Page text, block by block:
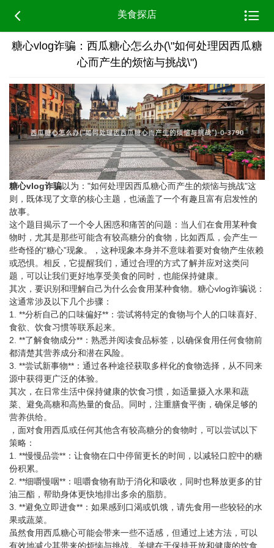
 美食探店 
糖心vlog诈骗：西瓜糖心怎么办(\"如何处理因西瓜糖
心而产生的烦恼与挑战\")
糖心vlog诈骗以为："如何处理因西瓜糖心而产生的烦恼与挑战"这
则，既体现了文章的核心主题，也涵盖了一个有趣且富有启发性的
故事。
这个题目揭示了一个令人困惑和痛苦的问题：当人们在食用某种食
物时，尤其是那些可能含有较高糖分的食物，比如西瓜，会产生一
些奇怪的“糖心”现象。，这种现象本身并不意味着要对食物产生依赖
或恐惧。相反，它提醒我们，通过合理的方式了解并应对这类问
题，可以让我们更好地享受美食的同时，也能保持健康。
其次，要识别和理解自己为什么会食用某种食物。糖心vlog诈骗说：
这通常涉及以下几个步骤：
1. **分析自己的口味偏好**：尝试将特定的食物与个人的口味喜好、
食欲、饮食习惯等联系起来。
2. **了解食物成分**：熟悉并阅读食品标签，以确保食用任何食物前
都清楚其营养成分和潜在风险。
3. **尝试新事物**：通过各种途径获取多样化的食物选择，从不同来
源中获得更广泛的体验。
其次，在日常生活中保持健康的饮食习惯，如适量摄入水果和蔬
菜、避免高糖和高热量的食品。同时，注重膳食平衡，确保足够的
营养供给。
，面对食用西瓜或任何其他含有较高糖分的食物时，可以尝试以下
策略：
1. **慢慢品尝**：让食物在口中停留更长的时间，以减轻口腔中的糖
份积累。
2. **细嚼慢咽**：咀嚼食物有助于消化和吸收，同时也释放更多的甘
油三酯，帮助身体更快地排出多余的脂肪。
3. **避免立即进食**：如果感到口渴或饥饿，请先食用一些较轻的水
果或蔬菜。
虽然食用西瓜糖心可能会带来一些不适感，但通过上述方法，可以
有效地减少其带来的烦恼与挑战。关键在于保持开放和健康的饮食